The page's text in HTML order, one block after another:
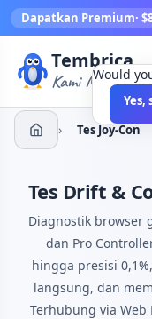
Dapatkan Premium·
Tembrica
Kami Membuat
› Tes Joy-Con
Tes Drift &
Diagnostik browser
dan Pro
hingga presisi
langsung, dan
Terhubung via
Would
Yes,